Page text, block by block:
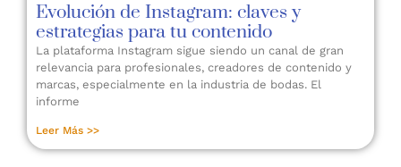
Evolución de Instagram: claves y
estrategias para tu contenido
La plataforma Instagram sigue siendo un canal de gran
relevancia para profesionales, creadores de contenido y
marcas, especialmente en la industria de bodas. El
informe
Leer Más >>